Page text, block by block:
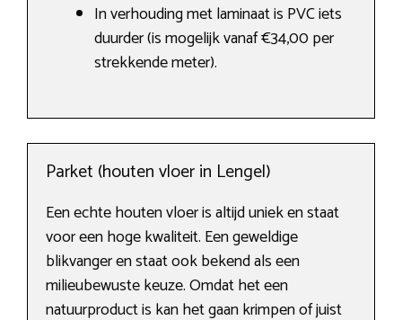
In verhouding met laminaat is PVC iets
duurder (is mogelijk vanaf €34,00 per
strekkende meter).
Parket (houten vloer in Lengel)
Een echte houten vloer is altijd uniek en staat
voor een hoge kwaliteit. Een geweldige
blikvanger en staat ook bekend als een
milieubewuste keuze. Omdat het een
natuurproduct is kan het gaan krimpen of juist